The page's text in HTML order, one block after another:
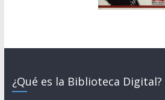
¿Qué es la Biblioteca Digital?